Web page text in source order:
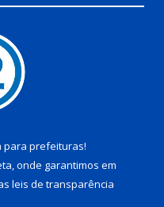
para prefeituras!
onde garantimos em
leis de transparência